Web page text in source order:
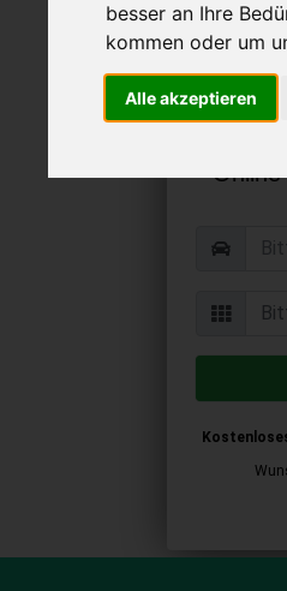
besser an Ihre
kommen oder um
Alle akzeptieren
Auto